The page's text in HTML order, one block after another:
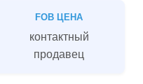
FOB ЦЕНА
контактный
продавец